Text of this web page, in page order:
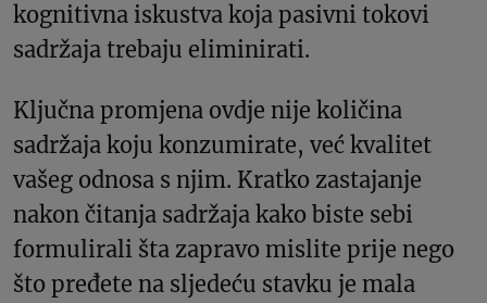
kognitivna iskustva koja pasivni tokovi
sadržaja trebaju eliminirati.
Ključna promjena ovdje nije količina
sadržaja koju konzumirate, već kvalitet
vašeg odnosa s njim. Kratko zastajanje
nakon čitanja sadržaja kako biste sebi
formulirali šta zapravo mislite prije nego
što pređete na sljedeću stavku je mala